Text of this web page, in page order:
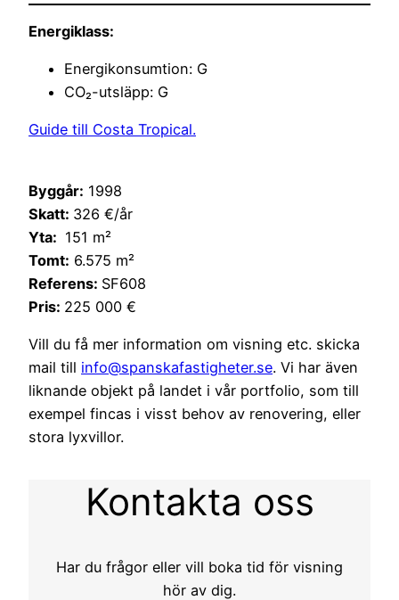
Energiklass:
Energikonsumtion: G
CO₂-utsläpp: G
Guide till Costa Tropical.
Byggår: 1998
Skatt: 326 €/år
Yta: 151 m²
Tomt: 6.575 m²
Referens: SF608
Pris: 225 000 €
Vill du få mer information om visning etc. skicka
mail till info@spanskafastigheter.se. Vi har även
liknande objekt på landet i vår portfolio, som till
exempel fincas i visst behov av renovering, eller
stora lyxvillor.
Kontakta oss
Har du frågor eller vill boka tid för visning
hör av dig.